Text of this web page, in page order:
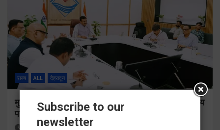
राज्य ALL देहरादून
मुख्य सचिव ने सभी बड़े प्रोजेक्ट्स का निर्माण कार्य नियमित समय
पर पूर्ण किए जाने के निर्देश दिए
2 hours ago Viri Gairola
Subscribe to our
newsletter